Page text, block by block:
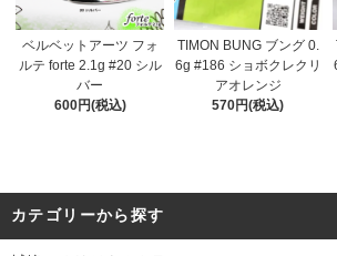
ベルベットアーツ フォ
ルテ forte 2.1g #20 シル
バー
600円(税込)
TIMON BUNG ブング 0.
6g #186 ショボクレクリ
アオレンジ
570円(税込)
カテゴリーから探す